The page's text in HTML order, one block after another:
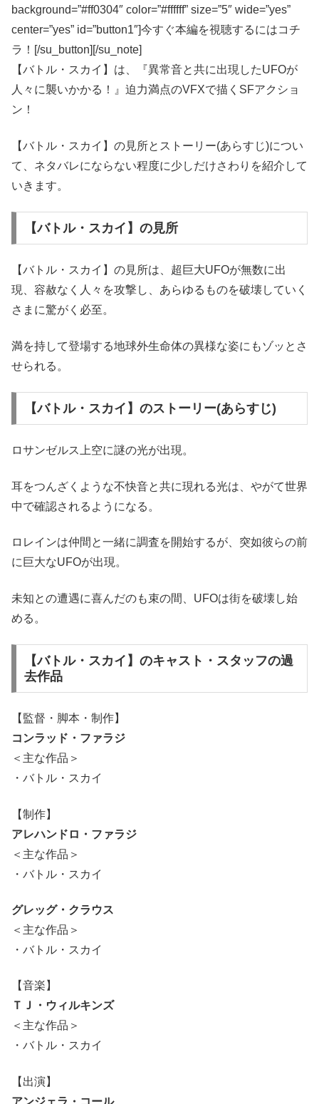
background=”#ff0304″ color=”#ffffff” size=”5″ wide=”yes”
center=”yes” id=”button1″]今すぐ本編を視聴するにはコチ
ラ！[/su_button][/su_note]
【バトル・スカイ】は、『異常音と共に出現したUFOが
人々に襲いかかる！』迫力満点のVFXで描くSFアクショ
ン！
【バトル・スカイ】の見所とストーリー(あらすじ)につい
て、ネタバレにならない程度に少しだけさわりを紹介して
いきます。
【バトル・スカイ】の見所
【バトル・スカイ】の見所は、超巨大UFOが無数に出
現、容赦なく人々を攻撃し、あらゆるものを破壊していく
さまに驚がく必至。
満を持して登場する地球外生命体の異様な姿にもゾッとさ
せられる。
【バトル・スカイ】のストーリー(あらすじ)
ロサンゼルス上空に謎の光が出現。
耳をつんざくような不快音と共に現れる光は、やがて世界
中で確認されるようになる。
ロレインは仲間と一緒に調査を開始するが、突如彼らの前
に巨大なUFOが出現。
未知との遭遇に喜んだのも束の間、UFOは街を破壊し始
める。
【バトル・スカイ】のキャスト・スタッフの過
去作品
【監督・脚本・制作】
コンラッド・ファラジ
＜主な作品＞
・バトル・スカイ
【制作】
アレハンドロ・ファラジ
＜主な作品＞
・バトル・スカイ
グレッグ・クラウス
＜主な作品＞
・バトル・スカイ
【音楽】
ＴＪ・ウィルキンズ
＜主な作品＞
・バトル・スカイ
【出演】
アンジェラ・コール